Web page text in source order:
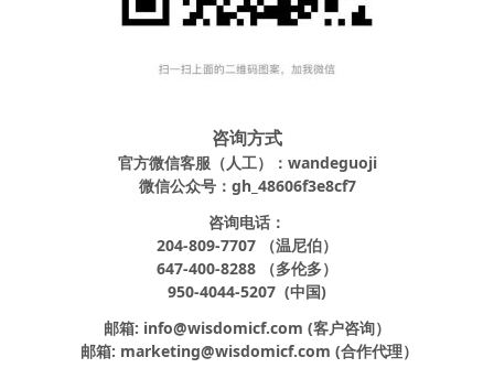
咨询方式
官方微信客服（人工）：wandeguoji
微信公众号：gh_48606f3e8cf7
咨询电话：
204-809-7707 （温尼伯）
647-400-8288 （多伦多）
950-4044-5207 (中国)
邮箱: info@wisdomicf.com (客户咨询）
邮箱: marketing@wisdomicf.com (合作代理）